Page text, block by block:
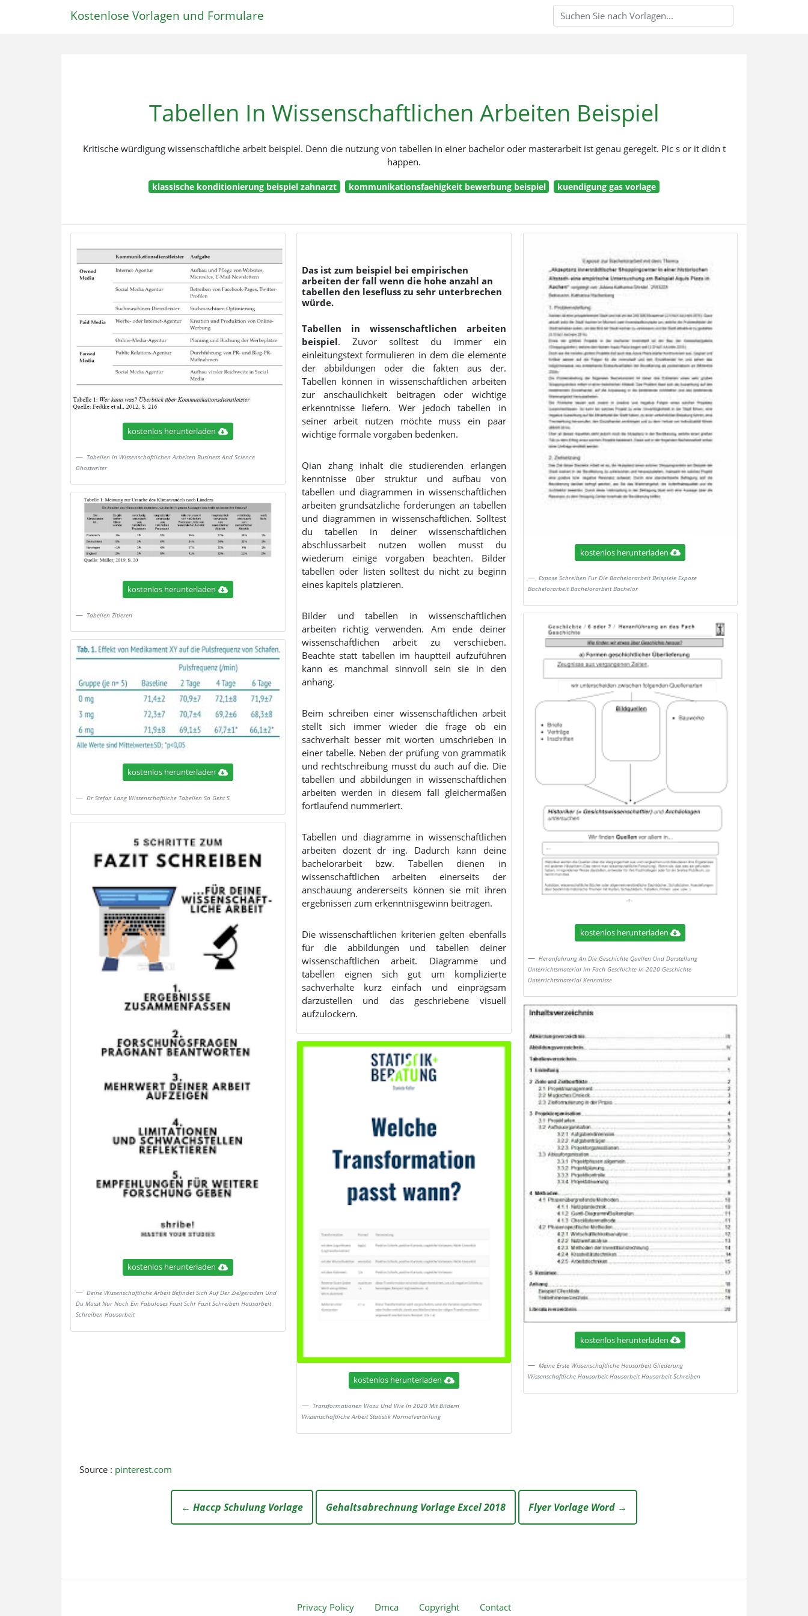
Kostenlose Vorlagen und Formulare
Tabellen In Wissenschaftlichen Arbeiten Beispiel
Kritische würdigung wissenschaftliche arbeit beispiel. Denn die nutzung von tabellen in einer bachelor oder masterarbeit ist genau geregelt. Pic s or it didn t
happen.
klassische konditionierung beispiel zahnarzt kommunikationsfaehigkeit bewerbung beispiel kuendigung gas vorlage
kostenlos herunterladen
Tabellen In Wissenschaftlichen Arbeiten Business And Science
Ghostwriter
kostenlos herunterladen
Tabellen Zitieren
kostenlos herunterladen
Dr Stefan Lang Wissenschaftliche Tabellen So Geht S
kostenlos herunterladen
Deine Wissenschaftliche Arbeit Befindet Sich Auf Der Zielgeraden Und
Du Musst Nur Noch Ein Fabuloses Fazit Schr Fazit Schreiben Hausarbeit
Schreiben Hausarbeit
Das ist zum beispiel bei empirischen
arbeiten der fall wenn die hohe anzahl an
tabellen den lesefluss zu sehr unterbrechen
würde.
Tabellen in wissenschaftlichen arbeiten
beispiel. Zuvor solltest du immer ein
einleitungstext formulieren in dem die elemente
der abbildungen oder die fakten aus der.
Tabellen können in wissenschaftlichen arbeiten
zur anschaulichkeit beitragen oder wichtige
erkenntnisse liefern. Wer jedoch tabellen in
seiner arbeit nutzen möchte muss ein paar
wichtige formale vorgaben bedenken.
Qian zhang inhalt die studierenden erlangen
kenntnisse über struktur und aufbau von
tabellen und diagrammen in wissenschaftlichen
arbeiten grundsätzliche forderungen an tabellen
und diagrammen in wissenschaftlichen. Solltest
du tabellen in deiner wissenschaftlichen
abschlussarbeit nutzen wollen musst du
wiederum einige vorgaben beachten. Bilder
tabellen oder listen solltest du nicht zu beginn
eines kapitels platzieren.
Bilder und tabellen in wissenschaftlichen
arbeiten richtig verwenden. Am ende deiner
wissenschaftlichen arbeit zu verschieben.
Beachte statt tabellen im hauptteil aufzuführen
kann es manchmal sinnvoll sein sie in den
anhang.
Beim schreiben einer wissenschaftlichen arbeit
stellt sich immer wieder die frage ob ein
sachverhalt besser mit worten umschrieben in
einer tabelle. Neben der prüfung von grammatik
und rechtschreibung musst du auch auf die. Die
tabellen und abbildungen in wissenschaftlichen
arbeiten werden in diesem fall gleichermaßen
fortlaufend nummeriert.
Tabellen und diagramme in wissenschaftlichen
arbeiten dozent dr ing. Dadurch kann deine
bachelorarbeit bzw. Tabellen dienen in
wissenschaftlichen arbeiten einerseits der
anschauung andererseits können sie mit ihren
ergebnissen zum erkenntnisgewinn beitragen.
Die wissenschaftlichen kriterien gelten ebenfalls
für die abbildungen und tabellen deiner
wissenschaftlichen arbeit. Diagramme und
tabellen eignen sich gut um komplizierte
sachverhalte kurz einfach und einprägsam
darzustellen und das geschriebene visuell
aufzulockern.
kostenlos herunterladen
Transformationen Wozu Und Wie In 2020 Mit Bildern
Wissenschaftliche Arbeit Statistik Normalverteilung
kostenlos herunterladen
Expose Schreiben Fur Die Bachelorarbeit Beispiele Expose
Bachelorarbeit Bachelorarbeit Bachelor
kostenlos herunterladen
Heranfuhrung An Die Geschichte Quellen Und Darstellung
Unterrichtsmaterial Im Fach Geschichte In 2020 Geschichte
Unterrichtsmaterial Kenntnisse
kostenlos herunterladen
Meine Erste Wissenschaftliche Hausarbeit Gliederung
Wissenschaftliche Hausarbeit Hausarbeit Hausarbeit Schreiben
Source : pinterest.com
← Haccp Schulung Vorlage Gehaltsabrechnung Vorlage Excel 2018 Flyer Vorlage Word →
Privacy Policy Dmca Copyright Contact